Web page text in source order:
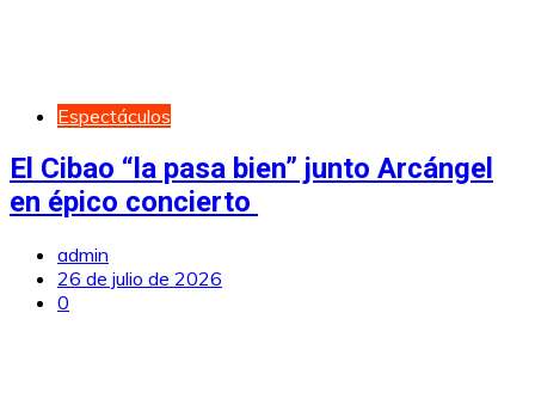
Espectáculos
El Cibao “la pasa bien” junto Arcángel
en épico concierto
admin
26 de julio de 2026
0